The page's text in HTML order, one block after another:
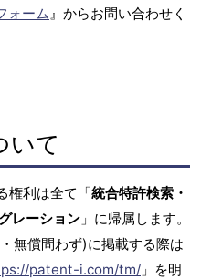
ォーム 』からお問い合わせく
いて
権利は全て「統合特許検索・
レーション 」に帰属します。
無償問わず)に掲載する際は
patent-i.com/tm/ 」を明